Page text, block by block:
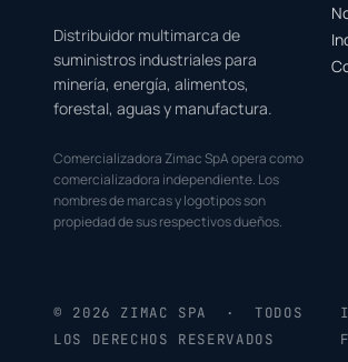
Distribuidor multimarca de
suministros industriales para
minería, energía, alimentos,
forestal, aguas y manufactura.
Comercializadora Zimac SpA opera como
comercializadora independiente. Los
nombres de marcas y logotipos son
propiedad de sus respectivos dueños.
© 2026 ZIMAC SPA · TODOS
LOS DERECHOS RESERVADOS